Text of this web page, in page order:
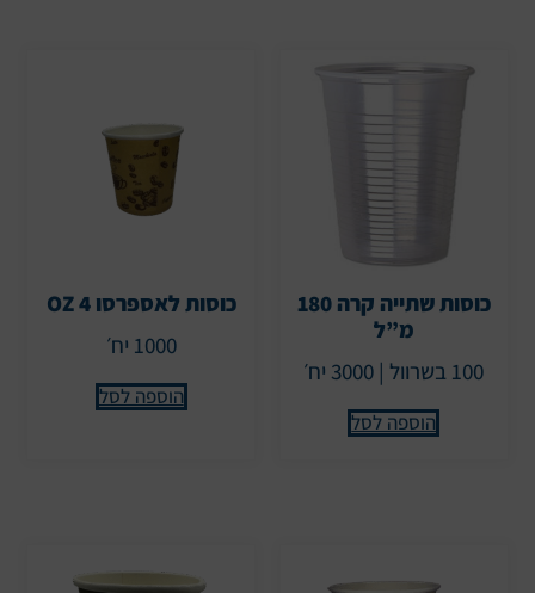
כוסות שתייה קרה 180
מ”ל
100 בשרוול | 3000 יח׳
הוספה לסל
כוסות לאספרסו 4 OZ
1000 יח׳
הוספה לסל